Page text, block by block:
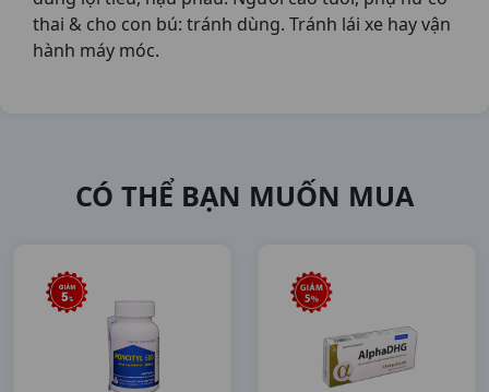
thai & cho con bú: tránh dùng. Tránh lái xe hay vận
hành máy móc.
CÓ THỂ BẠN MUỐN MUA